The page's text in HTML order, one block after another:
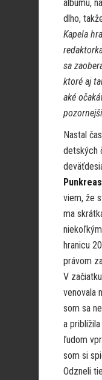
albumu,
dlho,
Kapela
sa
ktoré aj
aké
Nastal
detských
Punkreas
viem, že
ma
hranicu
právom
V
venovala
som sa
a
ľudom
som si
Odzneli